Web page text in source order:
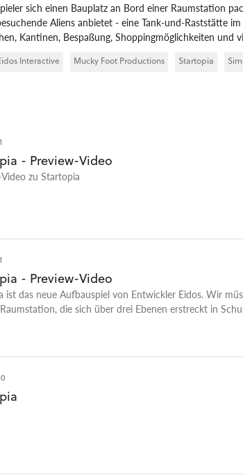
sich einen Bauplatz an Bord einer Raumstation
Aliens anbietet - eine Tank-und-Raststätte im
Kantinen, Bespaßung, Shoppingmöglichkeiten und
Interactive Mucky Foot Productions Startopia
- Preview-Video
zu Startopia
- Preview-Video
ist das neue Aufbauspiel von Entwickler Eidos. Wir
die sich über drei Ebenen erstreckt in